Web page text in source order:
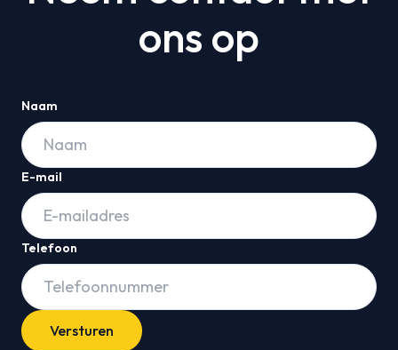
ons op
Naam
E-mail
Telefoon
Versturen